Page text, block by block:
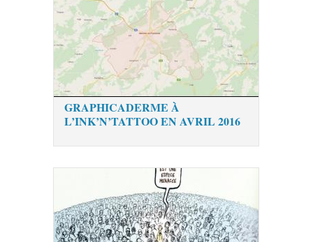
GRAPHICADERME À
L’INK’N’TATTOO EN AVRIL 2016